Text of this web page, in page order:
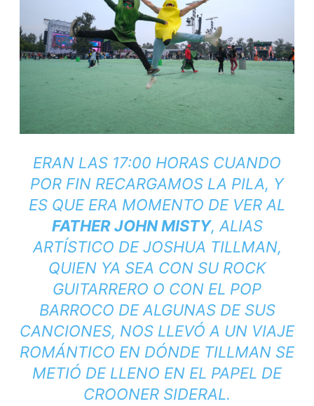
ERAN LAS 17:00 HORAS CUANDO
POR FIN RECARGAMOS LA PILA, Y
ES QUE ERA MOMENTO DE VER AL
FATHER JOHN MISTY, ALIAS
ARTÍSTICO DE JOSHUA TILLMAN,
QUIEN YA SEA CON SU ROCK
GUITARRERO O CON EL POP
BARROCO DE ALGUNAS DE SUS
CANCIONES, NOS LLEVÓ A UN VIAJE
ROMÁNTICO EN DÓNDE TILLMAN SE
METIÓ DE LLENO EN EL PAPEL DE
CROONER SIDERAL.